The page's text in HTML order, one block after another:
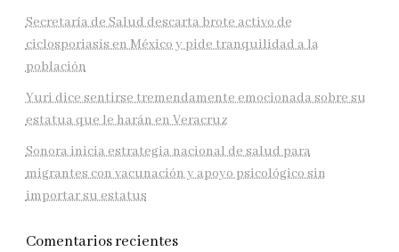
Secretaría de Salud descarta brote activo de
ciclosporiasis en México y pide tranquilidad a la
población
Yuri dice sentirse tremendamente emocionada sobre su
estatua que le harán en Veracruz
Sonora inicia estrategia nacional de salud para
migrantes con vacunación y apoyo psicológico sin
importar su estatus
Comentarios recientes